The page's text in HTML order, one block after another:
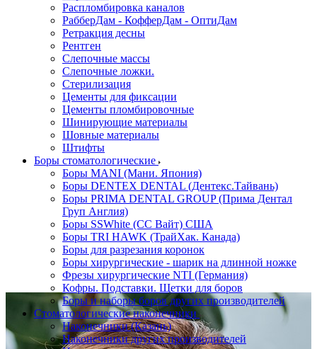
Распломбировка каналов
РабберДам - КофферДам - ОптиДам
Ретракция десны
Рентген
Слепочные массы
Слепочные ложки.
Стерилизация
Цементы для фиксации
Цементы пломбировочные
Шинирующие материалы
Шовные материалы
Штифты
Боры стоматологические
Боры MANI (Мани. Япония)
Боры DENTEX DENTAL (Дентекс.Тайвань)
Боры PRIMA DENTAL GROUP (Прима Дентал
Груп Англия)
Боры SSWhite (СС Вайт) США
Боры TRI HAWK (ТрайХак. Канада)
Боры для разрезания коронок
Боры хирургические - шарик на длинной ножке
Фрезы хирургические NTI (Германия)
Кофры. Подставки. Щетки для боров
Боры и наборы боров других производителей
Стоматологические наконечники
Наконечники (Казань)
Наконечники других производителей